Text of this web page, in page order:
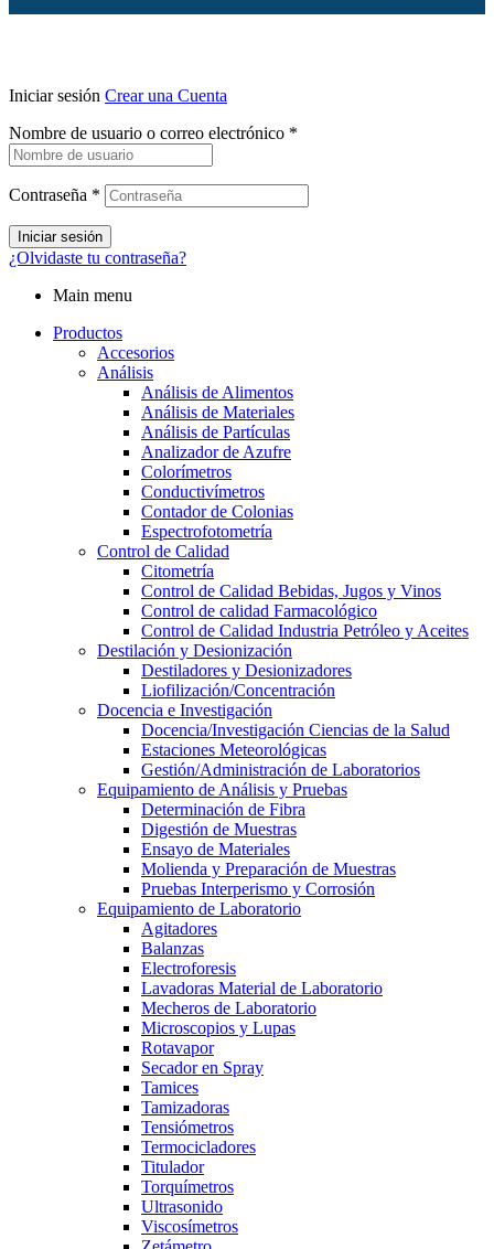
Iniciar sesión Crear una Cuenta
Nombre de usuario o correo electrónico *
Contraseña *
Iniciar sesión
¿Olvidaste tu contraseña?
Main menu
Productos
Accesorios
Análisis
Análisis de Alimentos
Análisis de Materiales
Análisis de Partículas
Analizador de Azufre
Colorímetros
Conductivímetros
Contador de Colonias
Espectrofotometría
Control de Calidad
Citometría
Control de Calidad Bebidas, Jugos y Vinos
Control de calidad Farmacológico
Control de Calidad Industria Petróleo y Aceites
Destilación y Desionización
Destiladores y Desionizadores
Liofilización/Concentración
Docencia e Investigación
Docencia/Investigación Ciencias de la Salud
Estaciones Meteorológicas
Gestión/Administración de Laboratorios
Equipamiento de Análisis y Pruebas
Determinación de Fibra
Digestión de Muestras
Ensayo de Materiales
Molienda y Preparación de Muestras
Pruebas Interperismo y Corrosión
Equipamiento de Laboratorio
Agitadores
Balanzas
Electroforesis
Lavadoras Material de Laboratorio
Mecheros de Laboratorio
Microscopios y Lupas
Rotavapor
Secador en Spray
Tamices
Tamizadoras
Tensiómetros
Termocicladores
Titulador
Torquímetros
Ultrasonido
Viscosímetros